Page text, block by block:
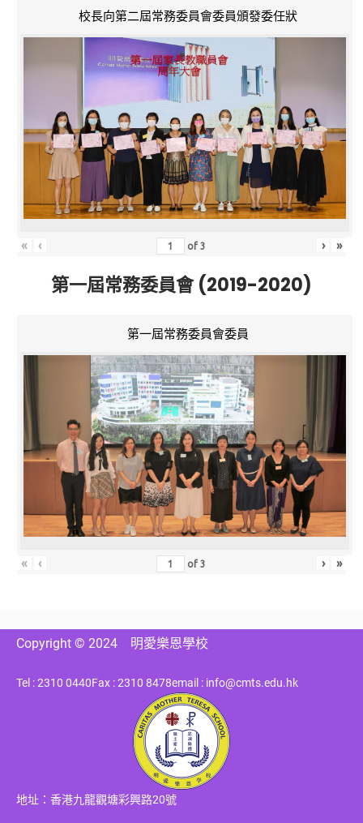
校長向第二屆常務委員會委員頒發委任狀
« ‹ of3 › »
第一屆常務委員會 (2019-2020)
第一屆常務委員會委員
« ‹ of3 › »
Copyright © 2024 明愛樂恩學校
Tel : 2310 0440Fax : 2310 8478email : info@cmts.edu.hk
地址：香港九龍觀塘彩興路20號